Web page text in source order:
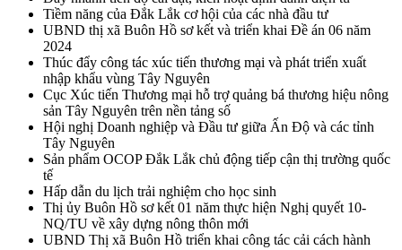
Tiềm năng của Đắk Lắk cơ hội của các nhà đầu tư
UBND thị xã Buôn Hồ sơ kết và triển khai Đề án 06 năm
2024
Thúc đẩy công tác xúc tiến thương mại và phát triển xuất
nhập khẩu vùng Tây Nguyên
Cục Xúc tiến Thương mại hỗ trợ quảng bá thương hiệu nông
sản Tây Nguyên trên nền tảng số
Hội nghị Doanh nghiệp và Đầu tư giữa Ấn Độ và các tỉnh
Tây Nguyên
Sản phẩm OCOP Đắk Lắk chủ động tiếp cận thị trường quốc
tế
Hấp dẫn du lịch trải nghiệm cho học sinh
Thị ủy Buôn Hồ sơ kết 01 năm thực hiện Nghị quyết 10-
NQ/TU về xây dựng nông thôn mới
UBND Thị xã Buôn Hồ triển khai công tác cải cách hành